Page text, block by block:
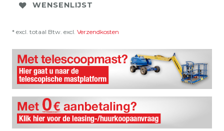
WENSENLIJST
* excl. totaal Btw. excl. Verzendkosten